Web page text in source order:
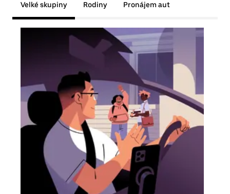
Velké skupiny Rodiny Pronájem aut